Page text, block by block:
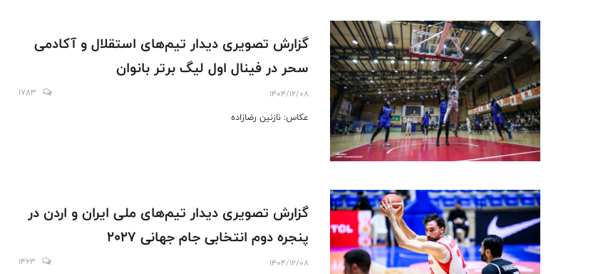
گزارش تصویری دیدار تیم‌های استقلال و آکادمی
سحر در فینال اول لیگ برتر بانوان
1404/12/08
1783
عکاس: نازنین رضازاده
گزارش تصویری دیدار تیم‌های ملی ایران و اردن در
پنجره دوم انتخابی جام جهانی ۲۰۲۷
1404/12/08
1463